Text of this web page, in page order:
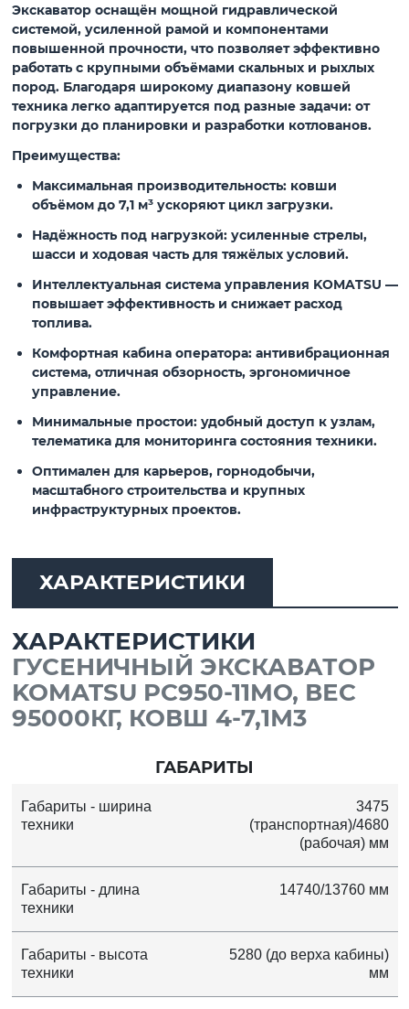
Экскаватор оснащён мощной гидравлической
системой, усиленной рамой и компонентами
повышенной прочности, что позволяет эффективно
работать с крупными объёмами скальных и рыхлых
пород. Благодаря широкому диапазону ковшей
техника легко адаптируется под разные задачи: от
погрузки до планировки и разработки котлованов.
Преимущества:
Максимальная производительность: ковши
объёмом до 7,1 м³ ускоряют цикл загрузки.
Надёжность под нагрузкой: усиленные стрелы,
шасси и ходовая часть для тяжёлых условий.
Интеллектуальная система управления KOMATSU —
повышает эффективность и снижает расход
топлива.
Комфортная кабина оператора: антивибрационная
система, отличная обзорность, эргономичное
управление.
Минимальные простои: удобный доступ к узлам,
телематика для мониторинга состояния техники.
Оптимален для карьеров, горнодобычи,
масштабного строительства и крупных
инфраструктурных проектов.
ХАРАКТЕРИСТИКИ
ХАРАКТЕРИСТИКИ
ГУСЕНИЧНЫЙ ЭКСКАВАТОР
KOMATSU PC950-11MO, ВЕС
95000КГ, КОВШ 4-7,1М3
ГАБАРИТЫ
Габариты - ширина
техники
3475
(транспортная)/4680
(рабочая) мм
Габариты - длина
техники
14740/13760 мм
Габариты - высота
техники
5280 (до верха кабины)
мм